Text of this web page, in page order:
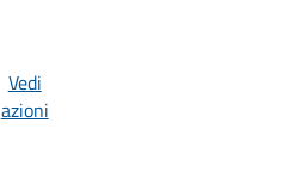
Vedi
azioni